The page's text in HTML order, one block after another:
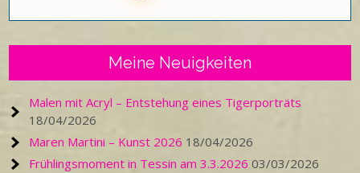
Meine Neuigkeiten
Malen mit Acryl – Entstehung eines Tigerporträts
18/04/2026
Maren Martini – Kunst 2026 18/04/2026
Frühlingsmoment in Tessin am 3.3.2026 03/03/2026